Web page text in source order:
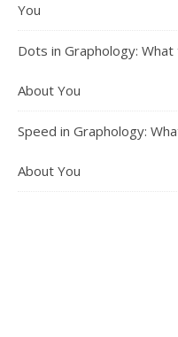
You
Dots in Graphology: What
About You
Speed in Graphology:
About You